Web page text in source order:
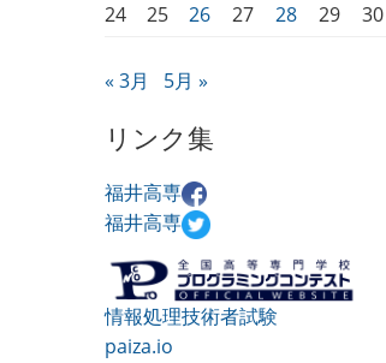
24
25 26 27 28 29 30
« 3月 5月 »
リンク集
福井高専
福井高専
情報処理技術者試験
paiza.io